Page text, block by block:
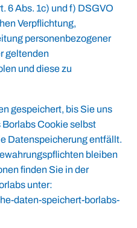
6 Abs. 1c) und f) DSGVO
Verpflichtung,
personenbezogener
geltenden
und diese zu
gespeichert, bis Sie uns
Borlabs Cookie selbst
Datenspeicherung entfällt.
bleiben
finden Sie in der
unter:
daten-speichert-borlabs-